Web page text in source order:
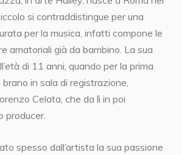
si contraddistingue per una
per la musica, infatti compone le
amatoriali già da bambino. La sua
di 11 anni, quando per la prima
in sala di registrazione,
Celata, che da lì in poi
producer.
spesso dall’artista la sua passione